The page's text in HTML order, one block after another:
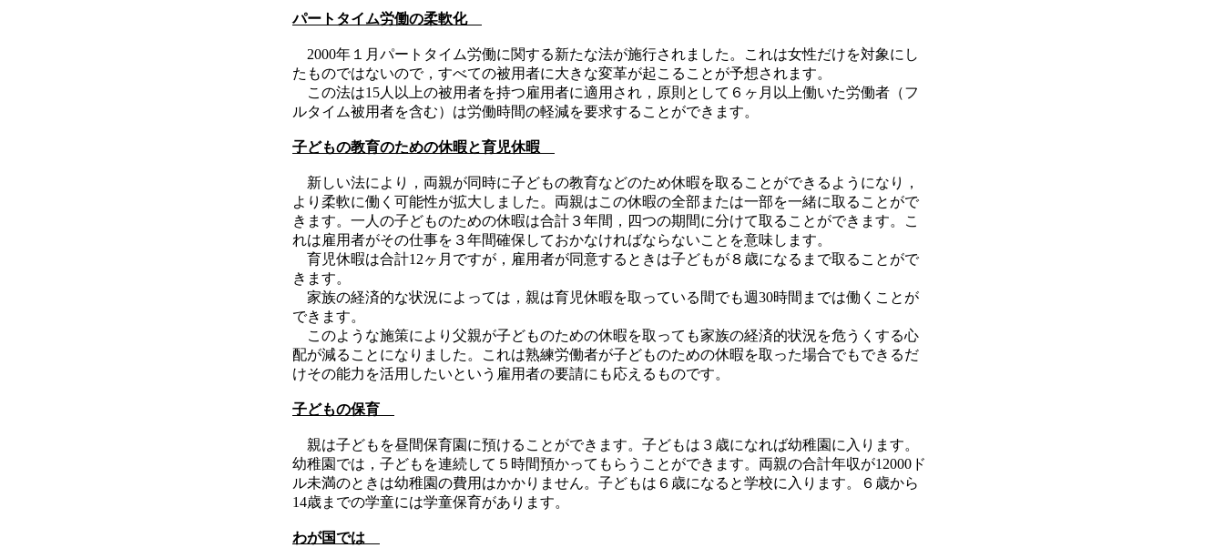
パートタイム労働の柔軟化
2000年１月パートタイム労働に関する新たな法が施行されました。これは女性だけを対象にし
たものではないので，すべての被用者に大きな変革が起こることが予想されます。
この法は15人以上の被用者を持つ雇用者に適用され，原則として６ヶ月以上働いた労働者（フ
ルタイム被用者を含む）は労働時間の軽減を要求することができます。
子どもの教育のための休暇と育児休暇
新しい法により，両親が同時に子どもの教育などのため休暇を取ることができるようになり，
より柔軟に働く可能性が拡大しました。両親はこの休暇の全部または一部を一緒に取ることがで
きます。一人の子どものための休暇は合計３年間，四つの期間に分けて取ることができます。こ
れは雇用者がその仕事を３年間確保しておかなければならないことを意味します。
育児休暇は合計12ヶ月ですが，雇用者が同意するときは子どもが８歳になるまで取ることがで
きます。
家族の経済的な状況によっては，親は育児休暇を取っている間でも週30時間までは働くことが
できます。
このような施策により父親が子どものための休暇を取っても家族の経済的状況を危うくする心
配が減ることになりました。これは熟練労働者が子どものための休暇を取った場合でもできるだ
けその能力を活用したいという雇用者の要請にも応えるものです。
子どもの保育
親は子どもを昼間保育園に預けることができます。子どもは３歳になれば幼稚園に入ります。
幼稚園では，子どもを連続して５時間預かってもらうことができます。両親の合計年収が12000ド
ル未満のときは幼稚園の費用はかかりません。子どもは６歳になると学校に入ります。６歳から
14歳までの学童には学童保育があります。
わが国では